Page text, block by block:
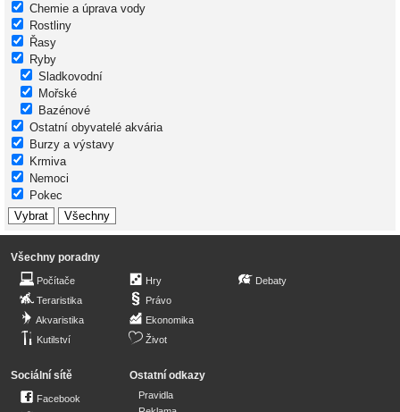
Chemie a úprava vody
Rostliny
Řasy
Ryby
Sladkovodní
Mořské
Bazénové
Ostatní obyvatelé akvária
Burzy a výstavy
Krmiva
Nemoci
Pokec
Všechny poradny
Počítače
Teraristika
Akvaristika
Kutilství
Hry
Právo
Ekonomika
Život
Debaty
Sociální sítě
Facebook
Ostatní odkazy
Pravidla